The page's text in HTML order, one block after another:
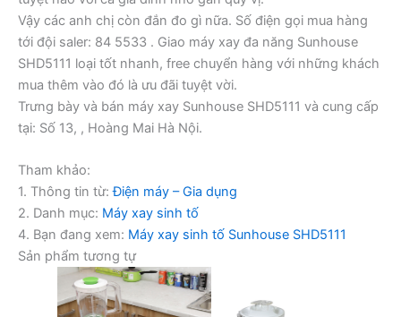
Vậy các anh chị còn đắn đo gì nữa. Số điện gọi mua hàng
tới đội saler: 84 5533 . Giao máy xay đa năng Sunhouse
SHD5111 loại tốt nhanh, free chuyển hàng với những khách
mua thêm vào đó là ưu đãi tuyệt vời.
Trưng bày và bán máy xay Sunhouse SHD5111 và cung cấp
tại: Số 13, , Hoàng Mai Hà Nội.
Tham khảo:
1. Thông tin từ:Điện máy – Gia dụng
2. Danh mục: Máy xay sinh tố
4. Bạn đang xem: Máy xay sinh tố Sunhouse SHD5111
Sản phẩm tương tự